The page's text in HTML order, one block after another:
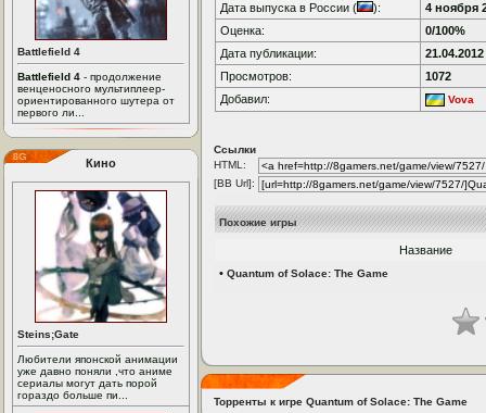
Battlefield 4
Battlefield 4 - продолжение
венценосного мультиплеер-
ориентированного шутера от
первого ли...
Кино
Steins;Gate
Любители японской анимации
уже давно поняли ,что аниме
сериалы могут дать порой
гораздо больше пи...
Дата выпуска в России (
):
4 ноября
Оценка:
0/100%
Дата публикации:
21.04.2012
Просмотров:
1072
Добавил:
Vova
Ссылки
HTML:
[BB Url]:
Похожие игры
Название
• Quantum of Solace: The Game
Торренты к игре Quantum of Solace: The Game